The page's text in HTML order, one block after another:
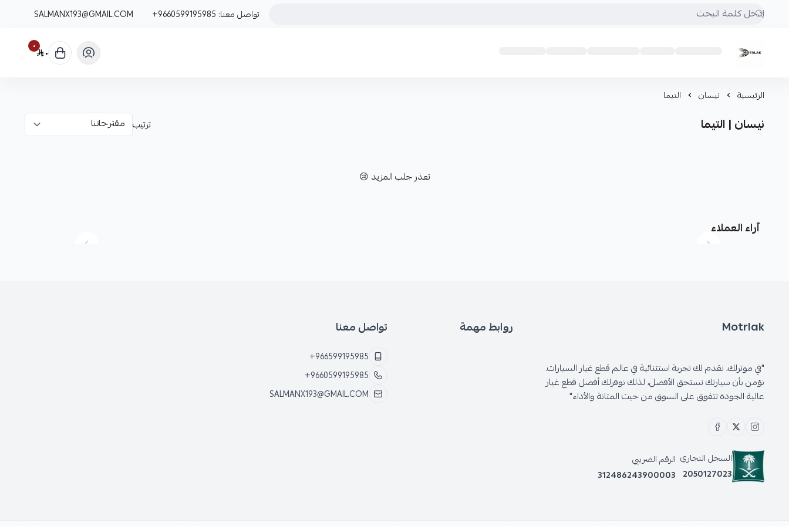
تواصل معنا: +9660599195985
SALMANX193@GMAIL.COM
Motrlak
٠ ٠
الرئيسية نيسان التيما
نيسان | التيما ترتيب
تعذر جلب المزيد 😢
آراء العملاء
Motrlak
"في موترلك، نقدم لك تجربة استثنائية في عالم قطع غيار السيارات.
نؤمن بأن سيارتك تستحق الأفضل، لذلك نوفرلك أفضل قطع غيار
عالية الجودة تتفوق على السوق من حيث المتانة والأداء"
السجل التجاري
2050127023
الرقم الضريبي
312486243900003
روابط مهمة تواصل معنا
+966599195985
+9660599195985
SALMANX193@GMAIL.COM